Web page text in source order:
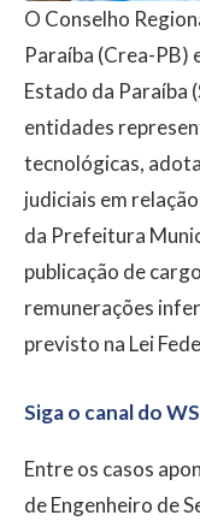
O Conselho
Paraíba (Crea-PB)
Estado da Paraíba
entidades
tecnológicas,
judiciais em
da Prefeitura
publicação de
remunerações
previsto na Lei
Siga o canal do
Entre os casos
de Engenheiro de